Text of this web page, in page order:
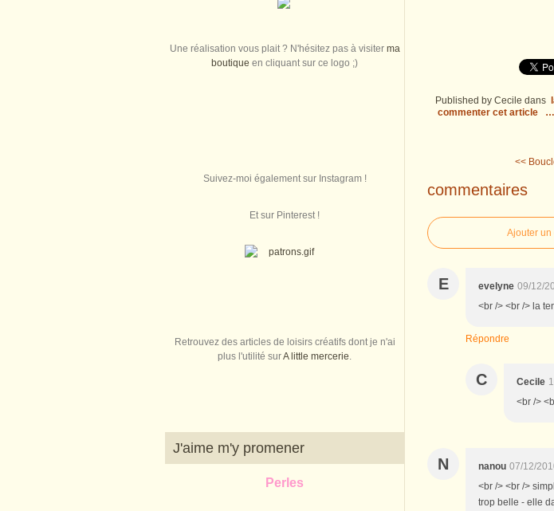
Une réalisation vous plait ? N'hésitez pas à visiter ma
boutique en cliquant sur ce logo ;)
Suivez-moi également sur Instagram !
Et sur Pinterest !
Retrouvez des articles de loisirs créatifs dont je n'ai
plus l'utilité surA little mercerie.
J'aime m'y promener
Perles
Published by Cecile dans
commenter cet article
…
<<
commentaires
Ajouter un
E evelyne 09/12/
<br /> <br /> la
Répondre
C Cecile
<br />
N nanou 07/12/
<br /> <br />
trop belle - elle